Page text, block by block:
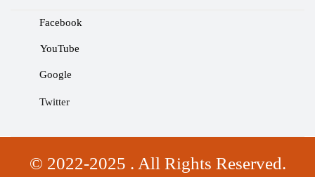
Facebook
YouTube
Google
Twitter
© 2022-2025 . All Rights Reserved.